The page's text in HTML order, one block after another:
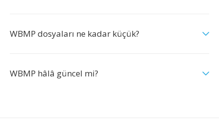
WBMP dosyaları ne kadar küçük?
WBMP hâlâ güncel mi?